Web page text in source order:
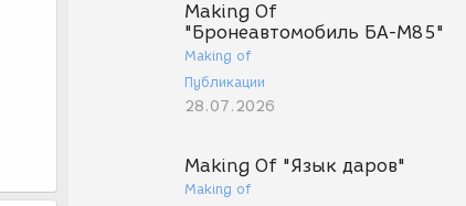
Making Of
"Бронеавтомобиль БА-М85"
Making of
Публикации
28.07.2026
Making Of "Язык даров"
Making of